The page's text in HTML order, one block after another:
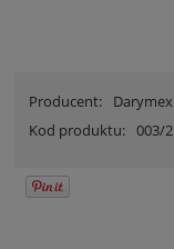
Producent:
Darymex
Kod produktu: 003/2